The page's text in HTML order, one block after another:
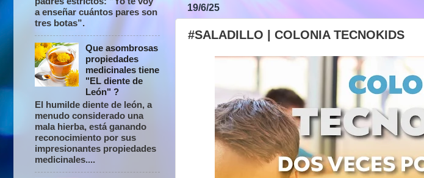
19/6/25
#SALADILLO | COLONIA TECNOKIDS
a enseñar cuántos pares son
tres botas”.
Que asombrosas
propiedades
medicinales tiene
"EL diente de
León" ?
El humilde diente de león, a
menudo considerado una
mala hierba, está ganando
reconocimiento por sus
impresionantes propiedades
medicinales....